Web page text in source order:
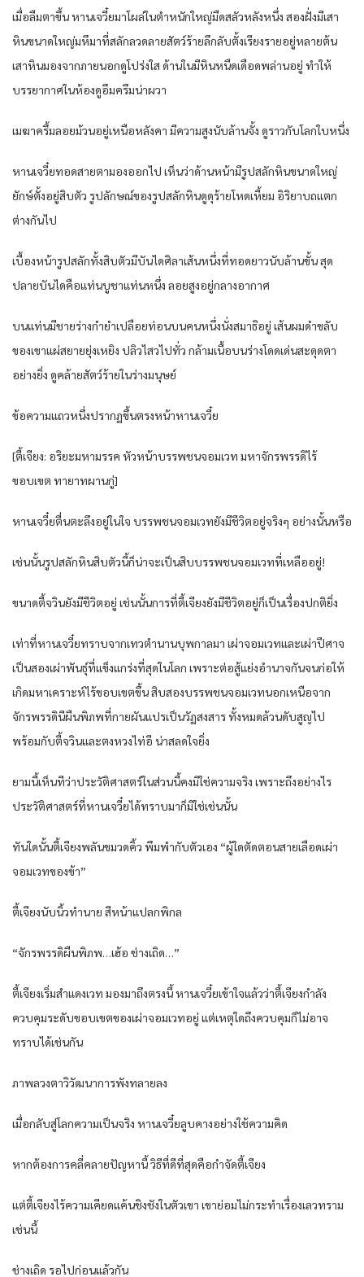
เมื่อลืมตาขึ้น หานเจวี๋ยมาโผล่ในตำหนักใหญ่มืดสลัวหลังหนึ่ง สองฝั่งมีเสา
หินขนาดใหญ่มหึมาที่สลักลวดลายสัตว์ร้ายลึกลับตั้งเรียงรายอยู่หลายต้น
เสาหินมองจากภายนอกดูโปร่งใส ด้านในมีหินหนืดเดือดพล่านอยู่ ทำให้
บรรยากาศในห้องดูอึมครึมน่าผวา
เมฆาครึ้มลอยม้วนอยู่เหนือหลังคา มีความสูงนับล้านจั้ง ดูราวกับโลกใบหนึ่ง
หานเจวี๋ยทอดสายตามองออกไป เห็นว่าด้านหน้ามีรูปสลักหินขนาดใหญ่
ยักษ์ตั้งอยู่สิบตัว รูปลักษณ์ของรูปสลักหินดูดุร้ายโหดเหี้ยม อิริยาบถแตก
ต่างกันไป
เบื้องหน้ารูปสลักทั้งสิบตัวมีบันไดศิลาเส้นหนึ่งที่ทอดยาวนับล้านขั้น สุด
ปลายบันไดคือแท่นบูชาแท่นหนึ่ง ลอยสูงอยู่กลางอากาศ
บนแท่นมีชายร่างกำยำเปลือยท่อนบนคนหนึ่งนั่งสมาธิอยู่ เส้นผมดำขลับ
ของเขาแผ่สยายยุ่งเหยิง ปลิวไสวไปทั่ว กล้ามเนื้อบนร่างโดดเด่นสะดุดตา
อย่างยิ่ง ดูคล้ายสัตว์ร้ายในร่างมนุษย์
ข้อความแถวหนึ่งปรากฏขึ้นตรงหน้าหานเจวี๋ย
[ตี้เจียง: อริยะมหามรรค หัวหน้าบรรพชนจอมเวท มหาจักรพรรดิไร้
ขอบเขต ทายาทผานกู่]
หานเจวี๋ยตื่นตะลึงอยู่ในใจ บรรพชนจอมเวทยังมีชีวิตอยู่จริงๆ อย่างนั้นหรือ
เช่นนั้นรูปสลักหินสิบตัวนี้ก็น่าจะเป็นสิบบรรพชนจอมเวทที่เหลืออยู่!
ขนาดตี้จวินยังมีชีวิตอยู่ เช่นนั้นการที่ตี้เจียงยังมีชีวิตอยู่ก็เป็นเรื่องปกติยิ่ง
เท่าที่หานเจวี๋ยทราบจากเทวตำนานบุพกาลมา เผ่าจอมเวทและเผ่าปีศาจ
เป็นสองเผ่าพันธุ์ที่แข็งแกร่งที่สุดในโลก เพราะต่อสู้แย่งอำนาจกันจนก่อให้
เกิดมหาเคราะห์ไร้ขอบเขตขึ้น สิบสองบรรพชนจอมเวทนอกเหนือจาก
จักรพรรดินีผืนพิภพที่กายผันแปรเป็นวัฏสงสาร ทั้งหมดล้วนดับสูญไป
พร้อมกับตี้จวินและตงหวงไท่อี น่าสลดใจยิ่ง
ยามนี้เห็นทีว่าประวัติศาสตร์ในส่วนนี้คงมิใช่ความจริง เพราะถึงอย่างไร
ประวัติศาสตร์ที่หานเจวี๋ยได้ทราบมาก็มิใช่เช่นนั้น
ทันใดนั้นตี้เจียงพลันขมวดคิ้ว พึมพำกับตัวเอง “ผู้ใดตัดตอนสายเลือดเผ่า
จอมเวทของข้า”
ตี้เจียงนับนิ้วทำนาย สีหน้าแปลกพิกล
“จักรพรรดิผืนพิภพ…เฮ้อ ช่างเถิด…”
ตี้เจียงเริ่มสำแดงเวท มองมาถึงตรงนี้ หานเจวี๋ยเข้าใจแล้วว่าตี้เจียงกำลัง
ควบคุมระดับขอบเขตของเผ่าจอมเวทอยู่ แต่เหตุใดถึงควบคุมก็ไม่อาจ
ทราบได้เช่นกัน
ภาพลวงตาวิวัฒนาการพังทลายลง
เมื่อกลับสู่โลกความเป็นจริง หานเจวี๋ยลูบคางอย่างใช้ความคิด
หากต้องการคลี่คลายปัญหานี้ วิธีที่ดีที่สุดคือกำจัดตี้เจียง
แต่ตี้เจียงไร้ความเคียดแค้นชิงชังในตัวเขา เขาย่อมไม่กระทำเรื่องเลวทราม
เช่นนี้
ช่างเถิด รอไปก่อนแล้วกัน